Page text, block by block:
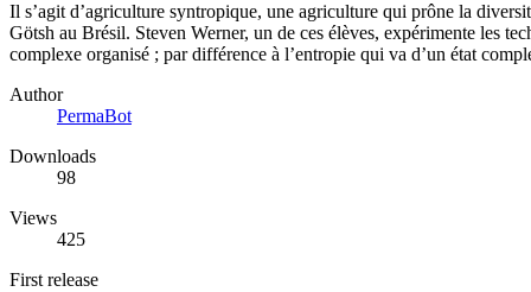
Il s’agit d’agriculture syntropique, une agriculture qui prône la
Götsh au Brésil. Steven Werner, un de ces élèves, expérimente les
complexe organisé ; par différence à l’entropie qui va d’un état
Author
PermaBot
Downloads
98
Views
425
First release